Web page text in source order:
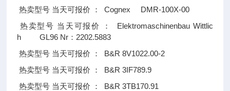
热卖型号 当天可报价 ： Cognex DMR-100X-00
热卖型号 当天可报价 ：
Elektromaschinenbau Wittlic
h GL96 Nr ： 2202.5883
热卖型号 当天可报价 ： B&R 8V1022.00-2
热卖型号 当天可报价 ： B&R 3IF789.9
热卖型号 当天可报价 ： B&R 3TB170.91